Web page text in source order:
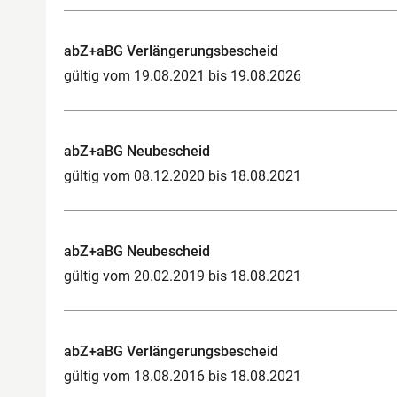
abZ+aBG Verlängerungsbescheid
gültig vom 19.08.2021 bis 19.08.2026
abZ+aBG Neubescheid
gültig vom 08.12.2020 bis 18.08.2021
abZ+aBG Neubescheid
gültig vom 20.02.2019 bis 18.08.2021
abZ+aBG Verlängerungsbescheid
gültig vom 18.08.2016 bis 18.08.2021